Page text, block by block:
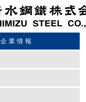
企 業 情 報